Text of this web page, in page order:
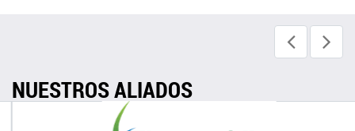
NUESTROS ALIADOS